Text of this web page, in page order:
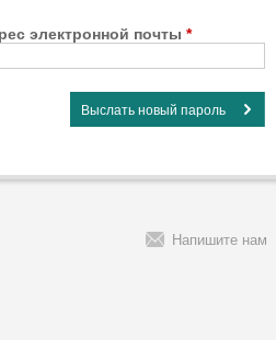
электронной почты *
Напишите нам